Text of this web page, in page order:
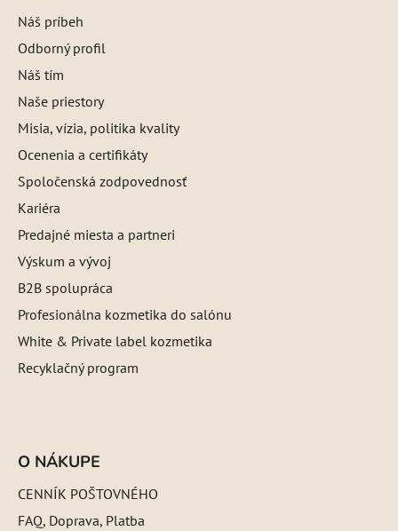
Náš príbeh
Odborný profil
Náš tím
Naše priestory
Misia, vízia, politika kvality
Ocenenia a certifikáty
Spoločenská zodpovednosť
Kariéra
Predajné miesta a partneri
Výskum a vývoj
B2B spolupráca
Profesionálna kozmetika do salónu
White & Private label kozmetika
Recyklačný program
O NÁKUPE
CENNÍK POŠTOVNÉHO
FAQ, Doprava, Platba